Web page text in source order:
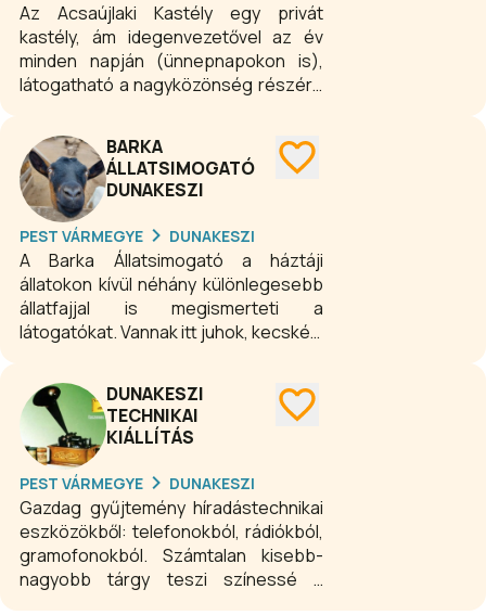
Az Acsaújlaki Kastély egy privát
kastély, ám idegenvezetővel az év
minden napján (ünnepnapokon is),
látogatható a nagyközönség részére
Acsaújlaki, Magyar Versailles-ként is
emlegetett kastély az év minden
napján nyitva áll, és fogadja a
látogatókat gyönyörű parkjával és
exkluzív belső termeivel. A kastély
teljes egészében körbejárható,
folyamatosan, igény szerint induló
vezetéssel. Képeink ízelítőt adnak, de
a személyes élményt nem pótolják.
BARKA
ÁLLATSIMOGATÓ
DUNAKESZI
PEST VÁRMEGYE DUNAKESZI
A Barka Állatsimogató a háztáji
állatokon kívül néhány különlegesebb
állatfajjal is megismerteti a
látogatókat. Vannak itt juhok, kecskék,
csüngőhasú malacok, lámák,
szamarak, nyulak, zebu,
szarvasmarha és teknős. Az állatok
egy része szabadon közlekedik az
állatsimogatóban, a zárt karámban
lévőkhöz nem lehet bemenni, azok
csak a karámon kívülről simogathatók
és tekinthetők meg.
DUNAKESZI
TECHNIKAI
KIÁLLÍTÁS
PEST VÁRMEGYE DUNAKESZI
Gazdag gyűjtemény híradástechnikai
eszközökből: telefonokból, rádiókból,
gramofonokból. Számtalan kisebb-
nagyobb tárgy teszi színessé a